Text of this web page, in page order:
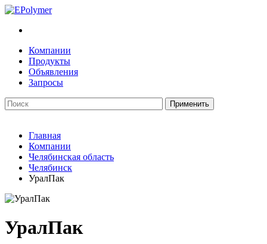
Компании
Продукты
Объявления
Запросы
Главная
Компании
Челябинская область
Челябинск
УралПак
УралПак